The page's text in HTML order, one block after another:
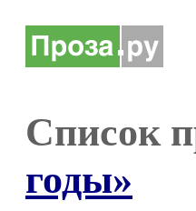
Список
годы»